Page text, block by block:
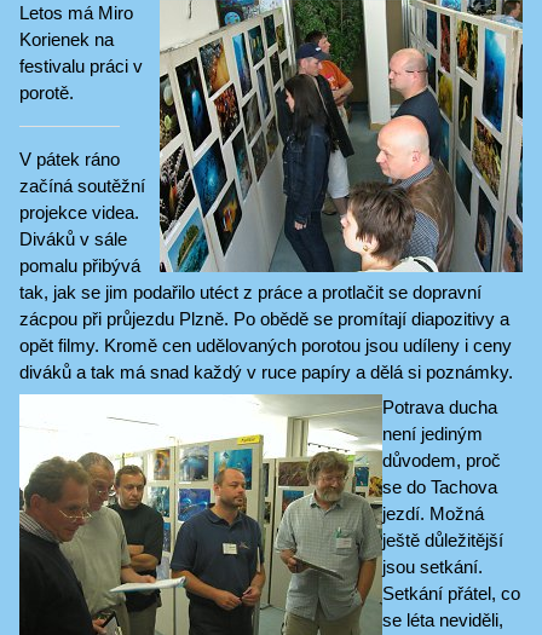
Letos má Miro
Korienek na
festivalu práci v
porotě.
V pátek ráno
začíná soutěžní
projekce videa.
Diváků v sále
pomalu přibývá
tak, jak se jim podařilo utéct z práce a protlačit se dopravní
zácpou při průjezdu Plzně. Po obědě se promítají diapozitivy a
opět filmy. Kromě cen udělovaných porotou jsou udíleny i ceny
diváků a tak má snad každý v ruce papíry a dělá si poznámky.
Potrava ducha
není jediným
důvodem, proč
se do Tachova
jezdí. Možná
ještě důležitější
jsou setkání.
Setkání přátel, co
se léta neviděli,